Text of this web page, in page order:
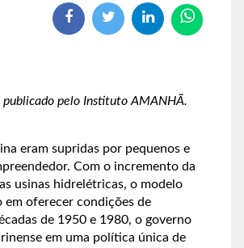
publicado pelo Instituto AMANHÃ.
eram supridas por pequenos e
Com o incremento da
usinas hidrelétricas, o modelo
oferecer condições de
de 1950 e 1980, o governo
em uma política única de